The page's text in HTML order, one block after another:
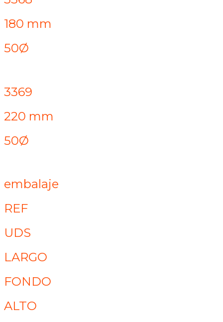
180 mm
50Ø
3369
220 mm
50Ø
embalaje
REF
UDS
LARGO
FONDO
ALTO